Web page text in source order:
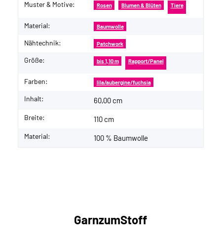
Produkteigenschaft
Wert
Muster & Motive: Rosen Blumen & Blüten Tiere
Material: Baumwolle
Nähtechnik: Patchwork
Größe: bis 1,10 m Rapport/Panel
Farben: lila/aubergine/fuchsia
Inhalt: 60,00 cm
Breite: 110 cm
Material: 100 % Baumwolle
GarnzumStoff